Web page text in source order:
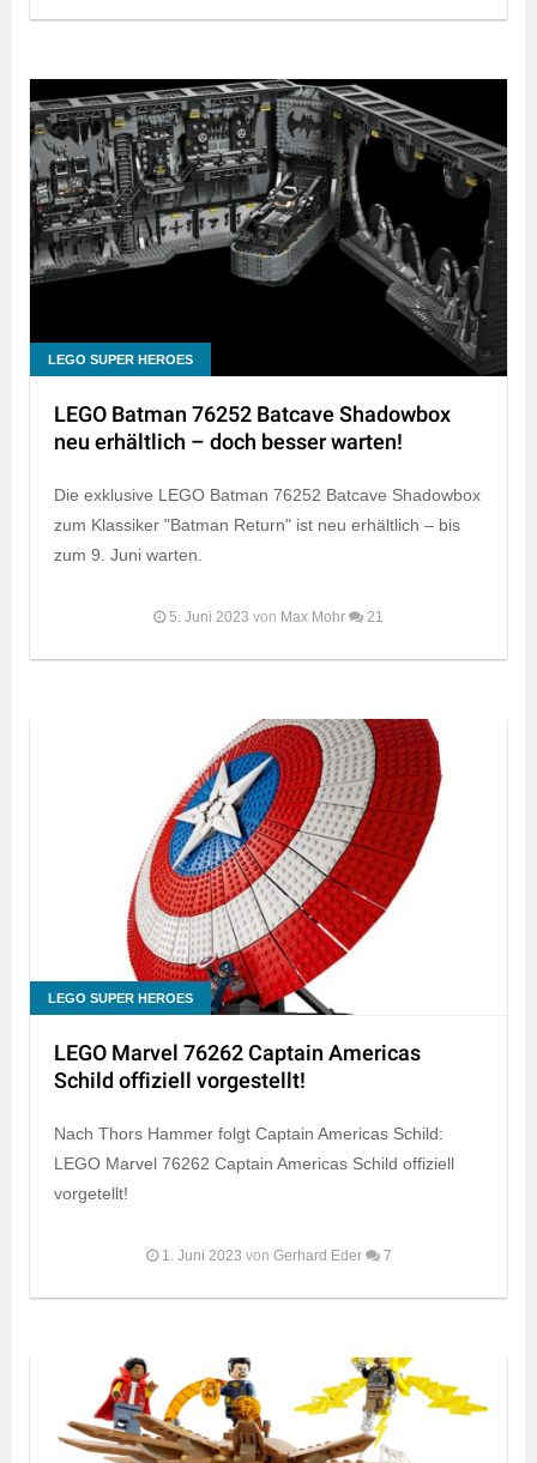
LEGO SUPER HEROES
LEGO Batman 76252 Batcave Shadowbox
neu erhältlich – doch besser warten!
Die exklusive LEGO Batman 76252 Batcave Shadowbox
zum Klassiker "Batman Return" ist neu erhältlich – bis
zum 9. Juni warten.
5. Juni 2023 von Max Mohr 21
LEGO SUPER HEROES
LEGO Marvel 76262 Captain Americas
Schild offiziell vorgestellt!
Nach Thors Hammer folgt Captain Americas Schild:
LEGO Marvel 76262 Captain Americas Schild offiziell
vorgetellt!
1. Juni 2023 von Gerhard Eder 7